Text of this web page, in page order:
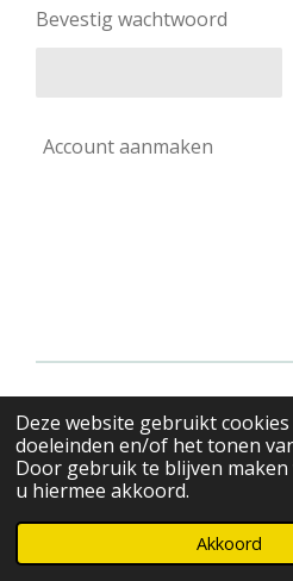
Deze website gebruikt
doeleinden en/of het tonen
Door gebruik te blijven maken
u hiermee akkoord.
Akkoord
Bevestig wachtwoord
Account aanmaken
© 2022 - 2026
Powered byJouwWeb
E-